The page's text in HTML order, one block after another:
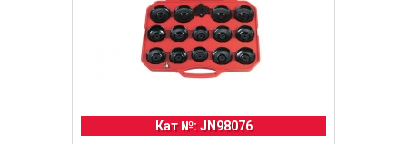
Кат №: JN98076